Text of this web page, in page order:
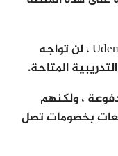
وبفضل نظام المراجعة الشفاف في Udemy ، لن تواجه
المتاحة.
، ولكنهم
بخصومات تصل